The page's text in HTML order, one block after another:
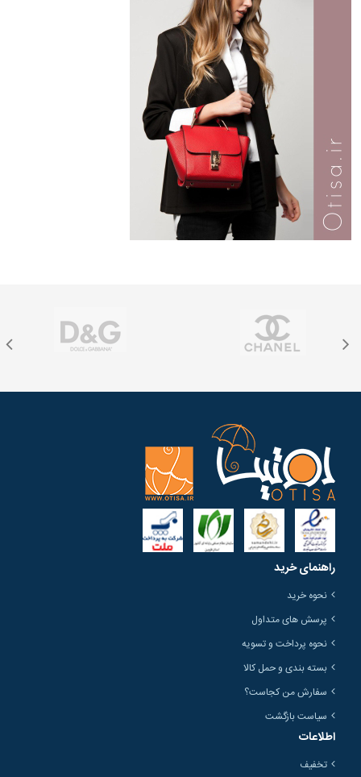
راهنمای خرید
نحوه خرید
پرسش های متداول
نحوه پرداخت و تسویه
بسته بندی و حمل کالا
سفارش من کجاست؟
سیاست بازگشت
اطلاعات
تخفیف